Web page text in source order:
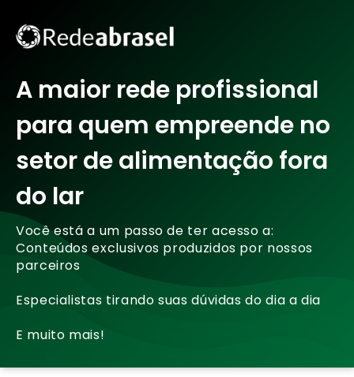
A maior rede profissional
para quem empreende no
setor de alimentação fora
do lar
Você está a um passo de ter acesso a:
Conteúdos exclusivos produzidos por nossos
parceiros
Especialistas tirando suas dúvidas do dia a dia
E muito mais!